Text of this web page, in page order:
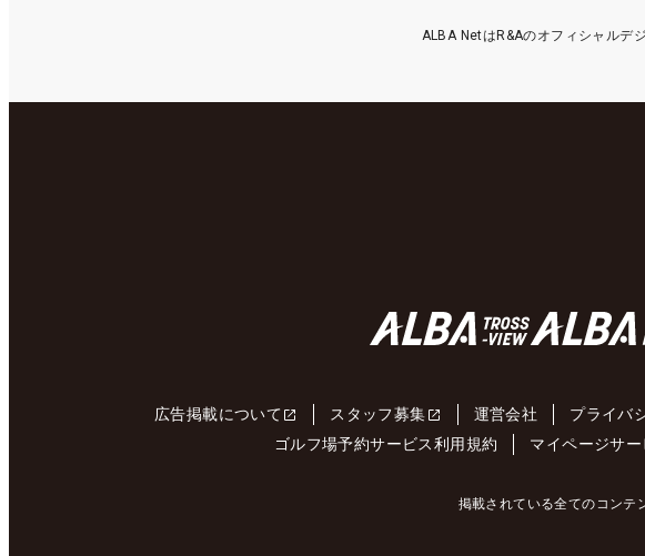
ALBA NetはR&Aのオフィシャルデ
広告掲載について スタッフ募集 運営会社 プライバ
ゴルフ場予約サービス利用規約
マイページサ
掲載されている全てのコン